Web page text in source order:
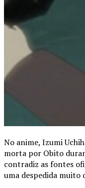
No anime, Izumi
morta por Obito
contradiz as fontes
uma despedida muito